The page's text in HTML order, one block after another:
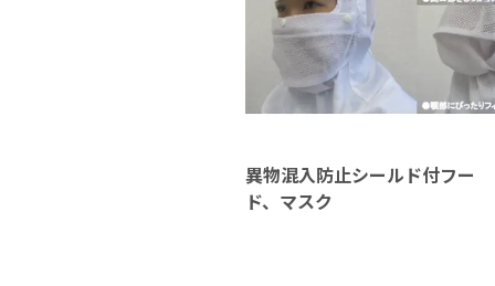
異物混入防止シールド付フー
ド、マスク